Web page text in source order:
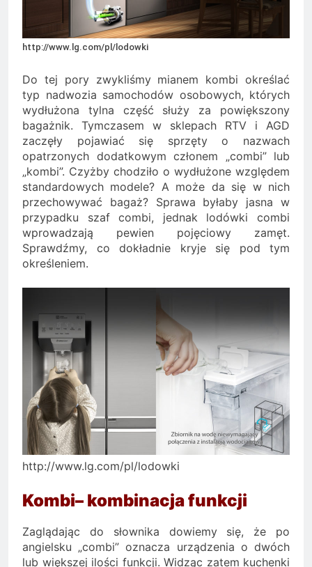
Minolta – kiedy wybrać
kolorowe, a kiedy czarno-
białe?
2 Lata Ago
Na czym polega
rozliczanie podatku?
http://www.lg.com/pl/lodowki
Do tej pory zwykliśmy mianem kombi określać
typ nadwozia samochodów osobowych, których
wydłużona tylna część służy za powiększony
bagażnik. Tymczasem w sklepach RTV i AGD
zaczęły pojawiać się sprzęty o nazwach
opatrzonych dodatkowym członem „combi” lub
„kombi”. Czyżby chodziło o wydłużone względem
standardowych modele? A może da się w nich
przechowywać bagaż? Sprawa byłaby jasna w
przypadku szaf combi, jednak lodówki combi
wprowadzają pewien pojęciowy zamęt.
Sprawdźmy, co dokładnie kryje się pod tym
określeniem.
http://www.lg.com/pl/lodowki
Kombi– kombinacja funkcji
Zaglądając do słownika dowiemy się, że po
angielsku „combi” oznacza urządzenia o dwóch
lub większej ilości funkcji. Widząc zatem kuchenki